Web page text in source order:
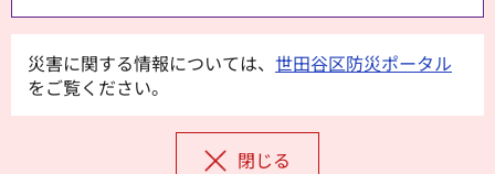
災害に関する情報については、 世田谷区防災ポータル
をご覧ください。
閉じる